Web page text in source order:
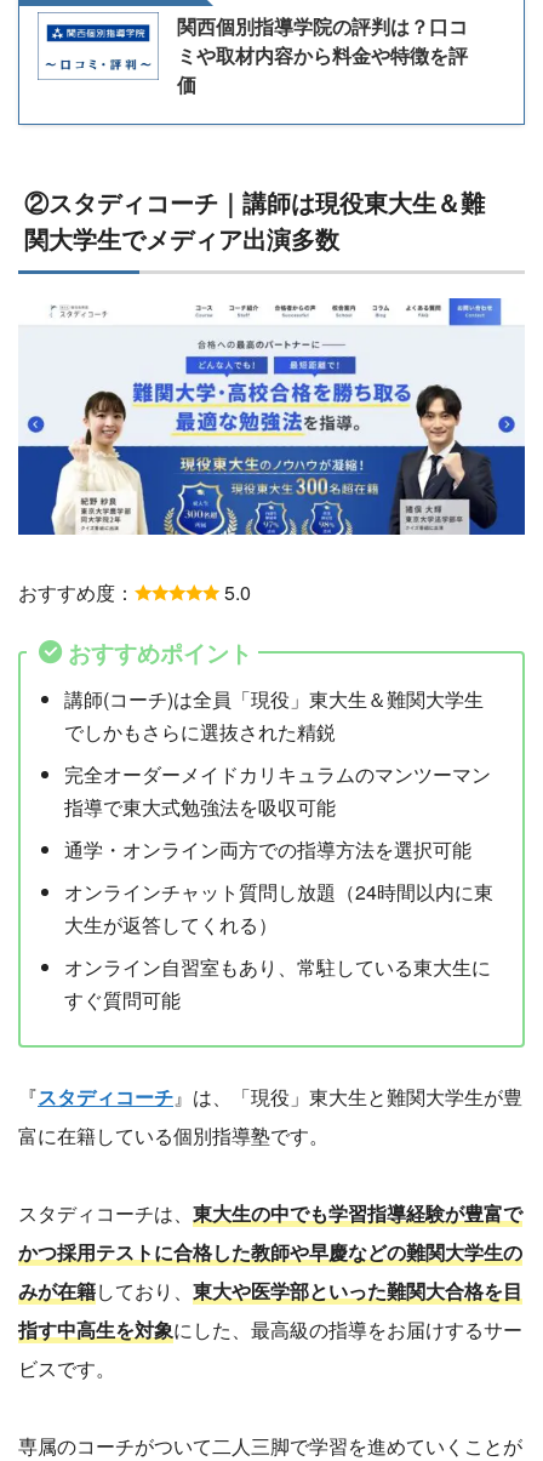
関西個別指導学院の評判は？口コ
ミや取材内容から料金や特徴を評
価
②スタディコーチ｜講師は現役東大生＆難
関大学生でメディア出演多数
おすすめ度： 5.0
おすすめポイント
講師(コーチ)は全員「現役」東大生＆難関大学生
でしかもさらに選抜された精鋭
完全オーダーメイドカリキュラムのマンツーマン
指導で東大式勉強法を吸収可能
通学・オンライン両方での指導方法を選択可能
オンラインチャット質問し放題（24時間以内に東
大生が返答してくれる）
オンライン自習室もあり、常駐している東大生に
すぐ質問可能
『スタディコーチ』は、「現役」東大生と難関大学生が豊
富に在籍している個別指導塾です。
スタディコーチは、 東大生の中でも学習指導経験が豊富で
かつ採用テストに合格した教師や早慶などの難関大学生の
みが在籍しており、 東大や医学部といった難関大合格を目
指す中高生を対象にした、最高級の指導をお届けするサー
ビスです。
専属のコーチがついて二人三脚で学習を進めていくことが